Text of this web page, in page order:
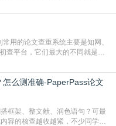
风险——训练AI的数据集本身就包
出内容时很容易无意识拼接出重
查平台，它们最大的不同就是数
绝对主流。本科用PMLC，含大学
TMLC，含学术论文联合比对
么测准确-PaperPass论文
框架、整文献、润色语句？可最
容的核查越收越紧，不少同学投